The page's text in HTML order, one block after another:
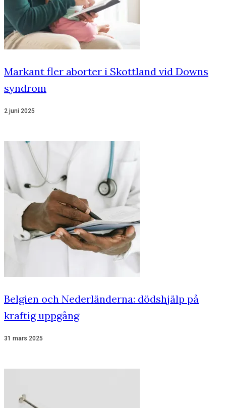
Markant fler aborter i Skottland vid Downs
syndrom
2 juni 2025
Belgien och Nederländerna: dödshjälp på
kraftig uppgång
31 mars 2025